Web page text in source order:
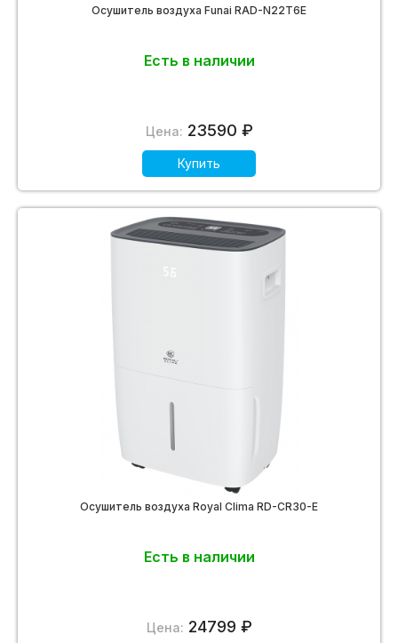
Осушитель воздуха Funai RAD-N22T6E
Есть в наличии
Цена: 23590 ₽
Купить
Осушитель воздуха Royal Clima RD-CR30-E
Есть в наличии
Цена: 24799 ₽